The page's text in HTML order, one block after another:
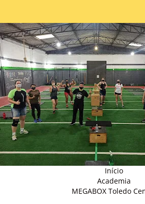
Início
Academia
MEGABOX Toledo